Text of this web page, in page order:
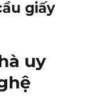
giấy
uy